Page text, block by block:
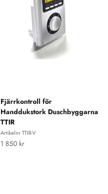
Fjärrkontroll för
Handdukstork Duschbyggarna
TTIR
Artikelnr TTIR-V
REA-pris
1 850 kr